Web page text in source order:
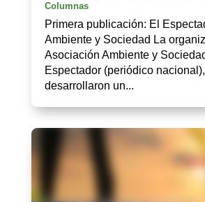
Columnas
Primera publicación: El
Ambiente y Sociedad La
Asociación Ambiente y
Espectador (periódico nacional),
desarrollaron un...